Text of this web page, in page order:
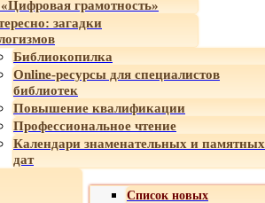
грамотность»
загадки
Библиокопилка
Online-ресурсы для специалистов
библиотек
Повышение квалификации
Профессиональное чтение
Календари знаменательных и памятных
дат
Список новых